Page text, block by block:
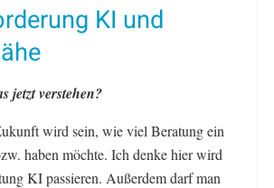
KI und
jetzt verstehen?
wird sein, wie viel Beratung ein
haben möchte. Ich denke hier wird
KI passieren. Außerdem darf man